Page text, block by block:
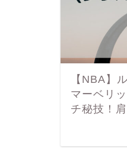
【NBA】
マーベリ
チ秘技！